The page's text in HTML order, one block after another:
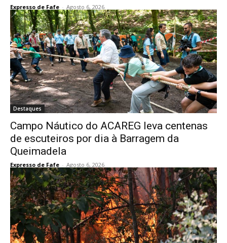
Expresso de Fafe - Agosto 6, 2026
Destaques
Campo Náutico do ACAREG leva centenas
de escuteiros por dia à Barragem da
Queimadela
Expresso de Fafe - Agosto 6, 2026